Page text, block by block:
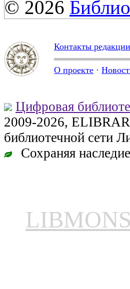
© 2026
Контакты редакции
О проекте ·
Цифровая
2009-2026,
библиотечной сети
Сохраняя